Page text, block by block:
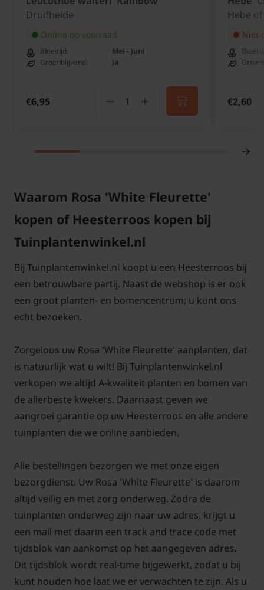
Druifheide
Online op voorraad
Bloeitijd:
Mei - Juni
Groenblijvend:
Ja
€6,95
Hebe
Niet
€2,60
Waarom Rosa 'White Fleurette'
kopen of Heesterroos kopen bij
Tuinplantenwinkel.nl
Bij Tuinplantenwinkel.nl koopt u een Heesterroos bij
een betrouwbare partij. Naast de webshop is er ook
een groot planten- en bomencentrum; u kunt ons
echt bezoeken.
Zorgeloos uw Rosa 'White Fleurette' aanplanten, dat
is natuurlijk wat u wilt! Bij Tuinplantenwinkel.nl
verkopen we altijd A-kwaliteit planten en bomen van
de allerbeste kwekers. Daarnaast geven we
aangroei garantie op uw Heesterroos en alle andere
tuinplanten die we online aanbieden.
Alle bestellingen bezorgen we met onze eigen
bezorgdienst. Uw Rosa 'White Fleurette' is daarom
altijd veilig en met zorg onderweg. Zodra de
tuinplanten onderweg zijn naar uw adres, krijgt u
een mail met daarin een track and trace code met
tijdsblok van aankomst op het aangegeven adres.
Dit tijdsblok wordt real-time bijgewerkt, zodat u bij
kunt houden hoe laat we er verwachten te zijn. Als u